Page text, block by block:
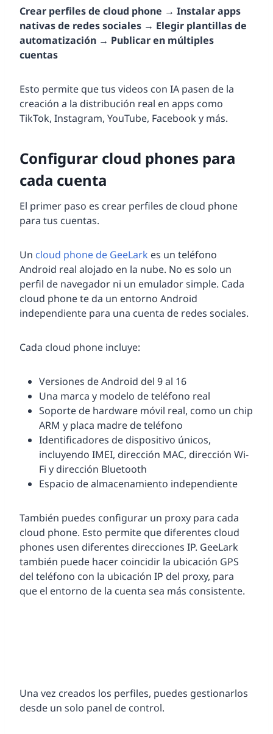
Crear perfiles de cloud phone → Instalar apps
nativas de redes sociales → Elegir plantillas de
automatización → Publicar en múltiples
cuentas
Esto permite que tus videos con IA pasen de la
creación a la distribución real en apps como
TikTok, Instagram, YouTube, Facebook y más.
Configurar cloud phones para
cada cuenta
El primer paso es crear perfiles de cloud phone
para tus cuentas.
Un cloud phone de GeeLark es un teléfono
Android real alojado en la nube. No es solo un
perfil de navegador ni un emulador simple. Cada
cloud phone te da un entorno Android
independiente para una cuenta de redes sociales.
Cada cloud phone incluye:
Versiones de Android del 9 al 16
Una marca y modelo de teléfono real
Soporte de hardware móvil real, como un chip
ARM y placa madre de teléfono
Identificadores de dispositivo únicos,
incluyendo IMEI, dirección MAC, dirección Wi-
Fi y dirección Bluetooth
Espacio de almacenamiento independiente
También puedes configurar un proxy para cada
cloud phone. Esto permite que diferentes cloud
phones usen diferentes direcciones IP. GeeLark
también puede hacer coincidir la ubicación GPS
del teléfono con la ubicación IP del proxy, para
que el entorno de la cuenta sea más consistente.
Una vez creados los perfiles, puedes gestionarlos
desde un solo panel de control.